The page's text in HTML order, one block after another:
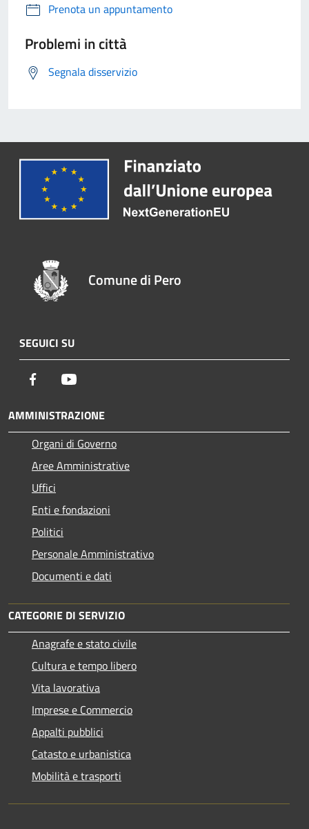
Prenota un appuntamento
Problemi in città
Segnala disservizio
Comune di Pero
SEGUICI SU
Facebook
AMMINISTRAZIONE
Organi di Governo
Aree Amministrative
Uffici
Enti e fondazioni
Politici
Personale Amministrativo
Documenti e dati
CATEGORIE DI SERVIZIO
Anagrafe e stato civile
Cultura e tempo libero
Vita lavorativa
Imprese e Commercio
Appalti pubblici
Catasto e urbanistica
Mobilità e trasporti